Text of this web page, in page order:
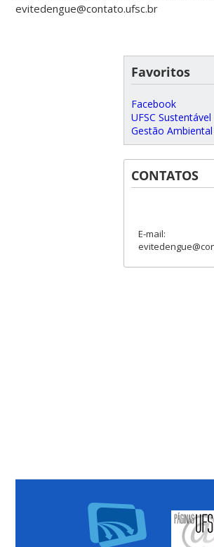
evitedengue@contato.ufsc.br
Favoritos
Facebook
UFSC Sustentável
Gestão Ambiental
CONTATOS
E-mail: